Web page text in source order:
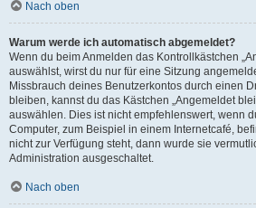
Nach oben
Warum werde ich automatisch abgemeldet?
Wenn du beim Anmelden das Kontrollkästchen
auswählst, wirst du nur für eine Sitzung
Missbrauch deines Benutzerkontos durch einen
bleiben, kannst du das Kästchen „Angemeldet
auswählen. Dies ist nicht empfehlenswert, wenn
Computer, zum Beispiel in einem Internetcafé,
nicht zur Verfügung steht, dann wurde sie
Administration ausgeschaltet.
Nach oben